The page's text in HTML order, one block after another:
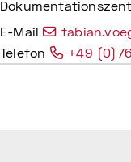
E-Mail
Telefon
+49